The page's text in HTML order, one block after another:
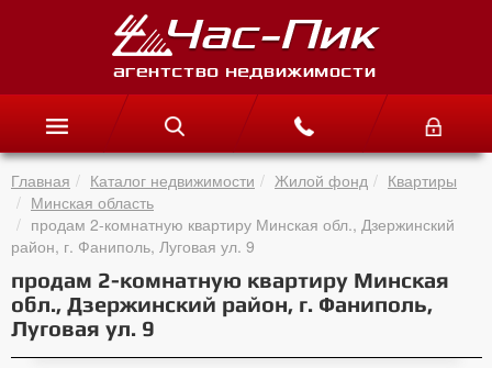
Главная Каталог недвижимости Жилой фонд
Квартиры
Минская область
продам 2-комнатную квартиру Минская обл., Дзержинский
район, г. Фаниполь, Луговая ул. 9
продам 2-комнатную квартиру Минская
обл., Дзержинский район, г. Фаниполь,
Луговая ул. 9